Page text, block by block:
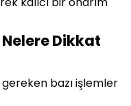
Dikkat
bazı işlemler